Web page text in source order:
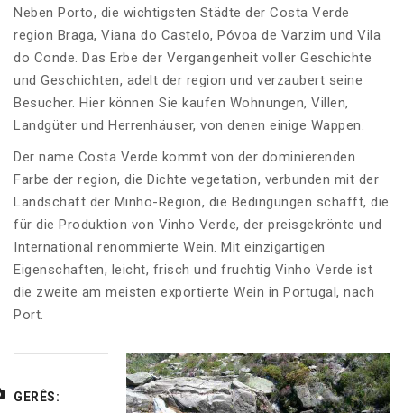
Neben Porto, die wichtigsten Städte der Costa Verde
region Braga, Viana do Castelo, Póvoa de Varzim und Vila
do Conde. Das Erbe der Vergangenheit voller Geschichte
und Geschichten, adelt der region und verzaubert seine
Besucher. Hier können Sie kaufen Wohnungen, Villen,
Landgüter und Herrenhäuser, von denen einige Wappen.
Der name Costa Verde kommt von der dominierenden
Farbe der region, die Dichte vegetation, verbunden mit der
Landschaft der Minho-Region, die Bedingungen schafft, die
für die Produktion von Vinho Verde, der preisgekrönte und
International renommierte Wein. Mit einzigartigen
Eigenschaften, leicht, frisch und fruchtig Vinho Verde ist
die zweite am meisten exportierte Wein in Portugal, nach
Port.
GERÊS: